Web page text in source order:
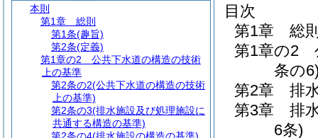
目次
第1章
総
第1章の2
条の
第2章
排
第3章
排
6条)
本則
第1章
総則
第1条(趣旨)
第2条(定義)
第1章の2
公共下水道の構造の技術
上の基準
第2条の2(公共下水道の構造の技術
上の基準)
第2条の3(排水施設及び処理施設に
共通する構造の基準)